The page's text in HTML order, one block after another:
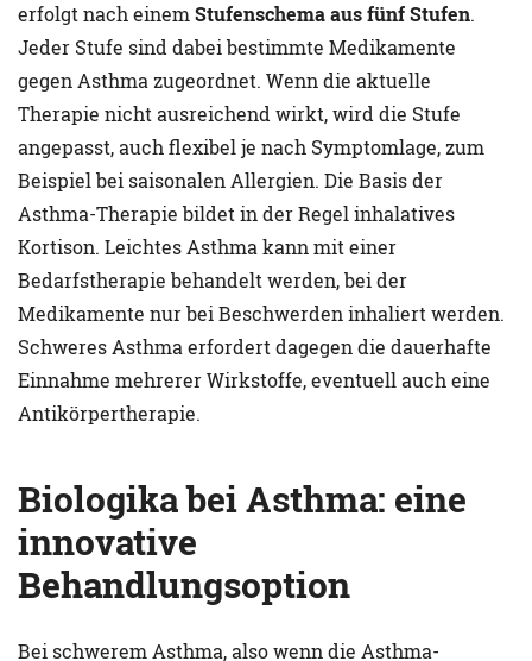
erfolgt nach einem Stufenschema aus fünf Stufen.
Jeder Stufe sind dabei bestimmte Medikamente
gegen Asthma zugeordnet. Wenn die aktuelle
Therapie nicht ausreichend wirkt, wird die Stufe
angepasst, auch flexibel je nach Symptomlage, zum
Beispiel bei saisonalen Allergien. Die Basis der
Asthma-Therapie bildet in der Regel inhalatives
Kortison. Leichtes Asthma kann mit einer
Bedarfstherapie behandelt werden, bei der
Medikamente nur bei Beschwerden inhaliert werden.
Schweres Asthma erfordert dagegen die dauerhafte
Einnahme mehrerer Wirkstoffe, eventuell auch eine
Antikörpertherapie.
Biologika bei Asthma: eine
innovative
Behandlungsoption
Bei schwerem Asthma, also wenn die Asthma-